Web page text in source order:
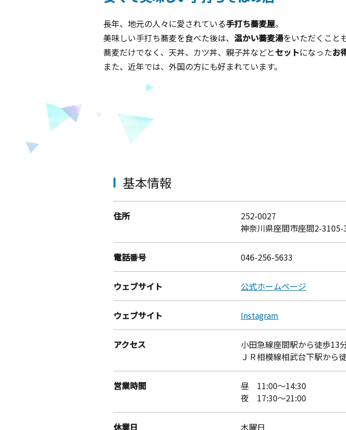
長年、地元の人々に愛されている手打ち蕎麦屋。
美味しい手打ち蕎麦を食べた後は、 温かい蕎麦湯をいただくこと
蕎麦だけでなく、天丼、カツ丼、親子丼などとセットになったお
また、近年では、外国の方にも好まれています。
基本情報
住所
252-0027
神奈川県座間市座間2-3105-
電話番号 046-256-5633
ウェブサイト 公式ホームページ
ウェブサイト Instagram
アクセス
小田急線座間駅から徒歩13
ＪＲ相模線相武台下駅から
営業時間
昼 11:00〜14:30
夜 17:30〜21:00
休業日
木曜日